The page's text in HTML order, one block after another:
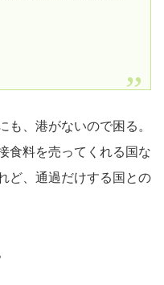
も、港がないので困る。
食料を売ってくれる国な
ど、通過だけする国との